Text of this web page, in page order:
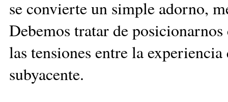
se convierte un simple adorno,
Debemos tratar de
las tensiones entre la
subyacente.